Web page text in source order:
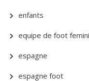
enfants
equipe de foot
espagne
espagne foot